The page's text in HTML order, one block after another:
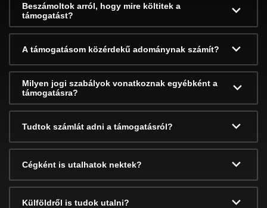
Beszámoltok arról, hogy mire költitek a
támogatást?
A támogatásom közérdekű adománynak számít?
Milyen jogi szabályok vonatkoznak egyébként a
támogatásra?
Tudtok számlát adni a támogatásról?
Cégként is utalhatok nektek?
Külföldről is tudok utalni?